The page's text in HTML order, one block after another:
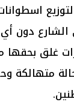
مراجعات ميدانية لـ14
دون
غلق بحقها
متهالكة